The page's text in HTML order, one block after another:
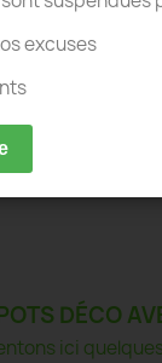
DÉCO
ici
excuses